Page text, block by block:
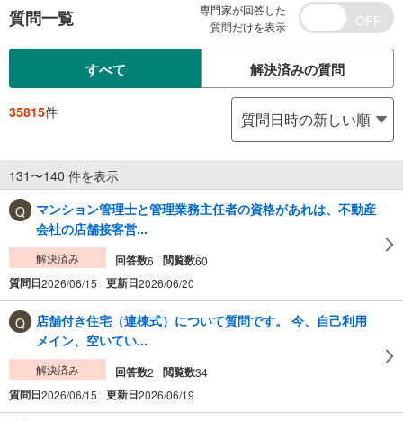
質問一覧
専門家が回答した
質問だけを表示
すべて 解決済みの質問
35815件
131〜140 件を表示
マンション管理士と管理業務主任者の資格があれは、不動産
会社の店舗接客営...
解決済み 回答数6 閲覧数60
質問日2026/06/15 更新日2026/06/20
店舗付き住宅（連棟式）について質問です。 今、自己利用
メイン、空いてい...
解決済み 回答数2 閲覧数34
質問日2026/06/15 更新日2026/06/19